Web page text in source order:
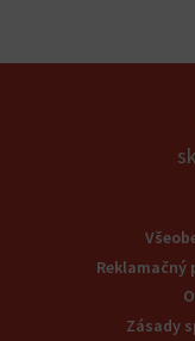
Reklamačný
Zásady